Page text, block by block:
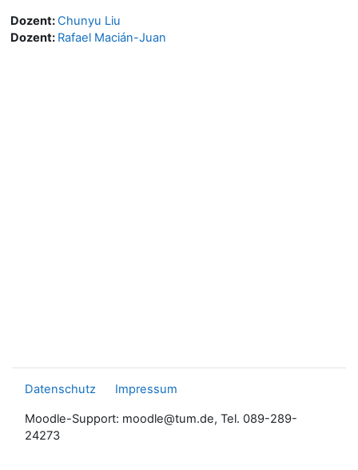
Dozent:Chunyu Liu
Dozent: Rafael Macián-Juan
Datenschutz Impressum
Moodle-Support: moodle@tum.de, Tel. 089-289-
24273